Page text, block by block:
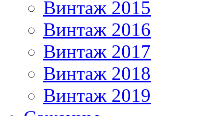
Винтаж 2015
Винтаж 2016
Винтаж 2017
Винтаж 2018
Винтаж 2019